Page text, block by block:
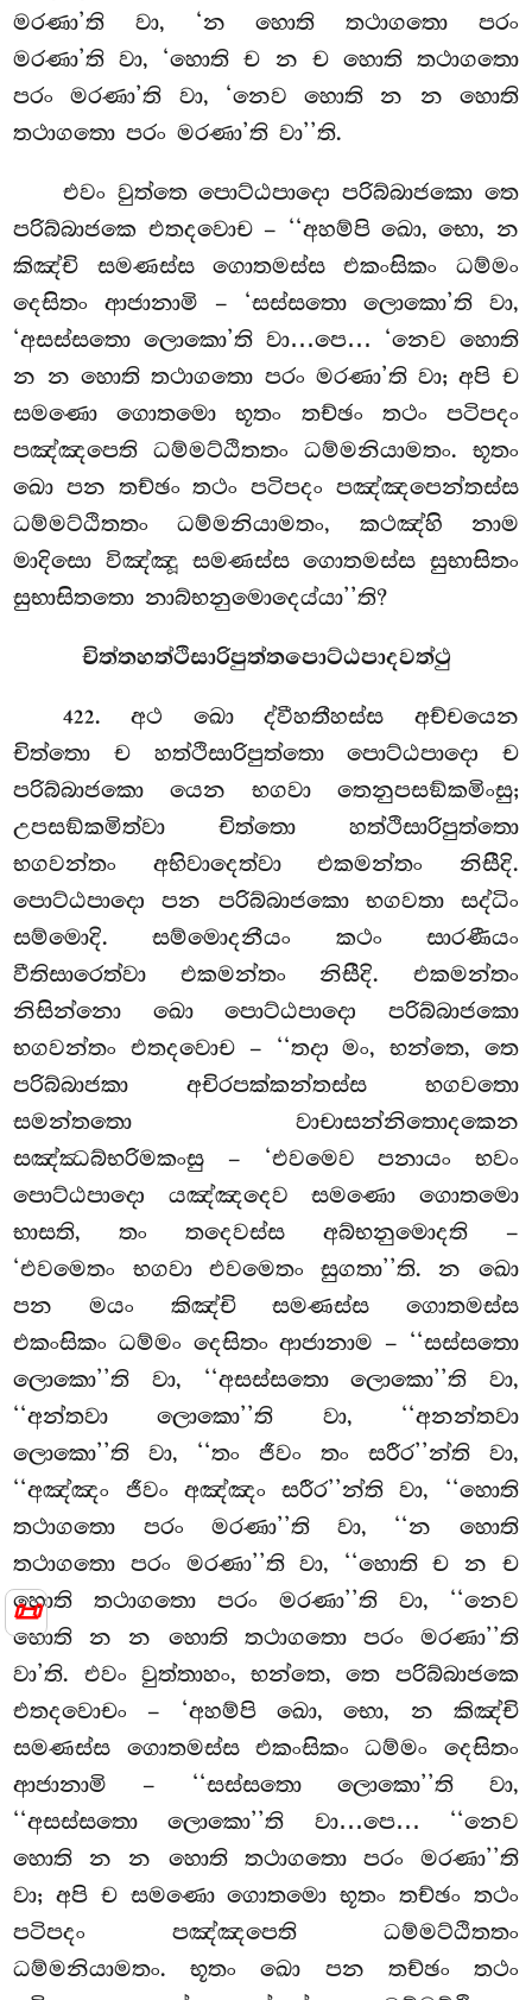
📜
මරණා’ති වා, ‘න හොති තථාගතො පරං
මරණා’තිවා, ‘හොති ච න ච හොති තථාගතො
පරං මරණා’ති වා, ‘නෙව හොති න න හොති
තථාගතො පරං මරණා’ති වා’’ති.
එවං වුත්තෙ පොට්ඨපාදො පරිබ්බාජකො තෙ
පරිබ්බාජකෙ එතදවොච – ‘‘අහම්පි ඛො, භො, න
කිඤ්චි සමණස්ස ගොතමස්ස එකංසිකං ධම්මං
දෙසිතං ආජානාමි – ‘සස්සතො ලොකො’ති වා,
‘අසස්සතො ලොකො’ති වා…පෙ… ‘නෙව හොති
න න හොති තථාගතො පරං මරණා’ති වා; අපි ච
සමණො ගොතමො භූතං තච්ඡං තථං පටිපදං
පඤ්ඤපෙති ධම්මට්ඨිතතං ධම්මනියාමතං. භූතං
ඛො පන තච්ඡං තථං පටිපදං පඤ්ඤපෙන්තස්ස
ධම්මට්ඨිතතං ධම්මනියාමතං, කථඤ්හි නාම
මාදිසො විඤ්ඤූ සමණස්ස ගොතමස්ස සුභාසිතං
සුභාසිතතො නාබ්භනුමොදෙය්යා’’ති?
චිත්තහත්ථිසාරිපුත්තපොට්ඨපාදවත්ථු
422. අථ ඛො ද්වීහතීහස්ස අච්චයෙන
චිත්තො ච හත්ථිසාරිපුත්තො පොට්ඨපාදො ච
පරිබ්බාජකො යෙන භගවා තෙනුපසඞ්කමිංසු;
උපසඞ්කමිත්වා චිත්තො හත්ථිසාරිපුත්තො
භගවන්තං අභිවාදෙත්වා එකමන්තං නිසීදි.
පොට්ඨපාදොපන පරිබ්බාජකො භගවතා සද්ධිං
සම්මොදි. සම්මොදනීයං කථං සාරණීයං
වීතිසාරෙත්වා එකමන්තං නිසීදි. එකමන්තං
නිසින්නො ඛො පොට්ඨපාදො පරිබ්බාජකො
භගවන්තං එතදවොච – ‘‘තදා මං, භන්තෙ, තෙ
පරිබ්බාජකා අචිරපක්කන්තස්ස භගවතො
සමන්තතො වාචාසන්නිතොදකෙන
සඤ්ඣබ්භරිමකංසු – ‘එවමෙව පනායං භවං
පොට්ඨපාදො යඤ්ඤදෙව සමණො ගොතමො
භාසති, තං තදෙවස්ස අබ්භනුමොදති –
‘එවමෙතං භගවා එවමෙතං සුගතා’’ති. න ඛො
පන මයං කිඤ්චි සමණස්ස ගොතමස්ස
එකංසිකං ධම්මං දෙසිතං ආජානාම – ‘‘සස්සතො
ලොකො’’ති වා, ‘‘අසස්සතො ලොකො’’ති වා,
‘‘අන්තවා ලොකො’’ති වා, ‘‘අනන්තවා
ලොකො’’ති වා, ‘‘තං ජීවං තං සරීර’’න්ති වා,
‘‘අඤ්ඤං ජීවං අඤ්ඤං සරීර’’න්ති වා, ‘‘හොති
තථාගතො පරං මරණා’’ති වා, ‘‘න හොති
තථාගතො පරං මරණා’’ති වා, ‘‘හොති ච න ච
හොති තථාගතොපරං මරණා’’ති වා, ‘‘නෙව
හොති න න හොති තථාගතො පරං මරණා’’ති
වා’ති. එවං වුත්තාහං, භන්තෙ, තෙ පරිබ්බාජකෙ
එතදවොචං – ‘අහම්පි ඛො, භො, න කිඤ්චි
සමණස්ස ගොතමස්ස එකංසිකං ධම්මං දෙසිතං
ආජානාමි – ‘‘සස්සතො ලොකො’’ති වා,
‘‘අසස්සතො ලොකො’’ති වා…පෙ… ‘‘නෙව
හොති න න හොති තථාගතො පරං මරණා’’ති
වා; අපි ච සමණො ගොතමො භූතං තච්ඡං තථං
පටිපදං පඤ්ඤපෙති ධම්මට්ඨිතතං
ධම්මනියාමතං. භූතංඛො පන තච්ඡං තථං